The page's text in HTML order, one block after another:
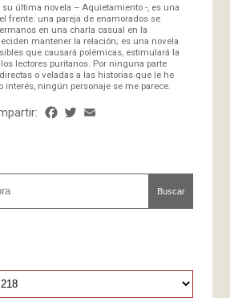
última novela – Aquietamiento -, es una
frente: una pareja de enamorados se
en una charla casual en la
mantener la relación; es una novela
que causará polémicas, estimulará la
lectores puritanos. Por ninguna parte
o veladas a las historias que le he
interés, ningún personaje se me parece.
Facebook
Twitter
Buscar